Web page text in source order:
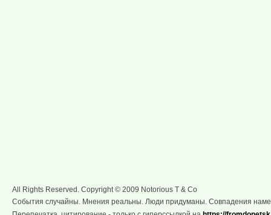
All Rights Reserved. Copyright © 2009 Notorious T & Co
События случайны. Мнения реальны. Люди придуманы. Совпадения